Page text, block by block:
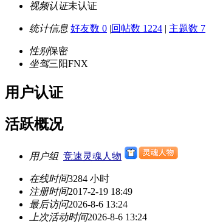
视频认证未认证
统计信息 好友数 0 |回帖数 1224 | 主题数 7
性别保密
坐驾三阳FNX
用户认证
活跃概况
用户组 竞速灵魂人物
在线时间3284 小时
注册时间2017-2-19 18:49
最后访问2026-8-6 13:24
上次活动时间2026-8-6 13:24